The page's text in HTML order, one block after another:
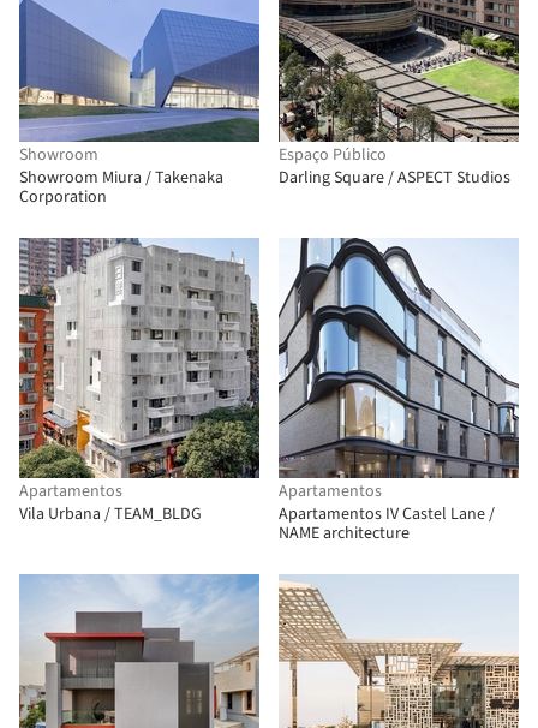
Showroom
Showroom Miura / Takenaka
Corporation
Espaço Público
Darling Square / ASPECT Studios
Apartamentos
Vila Urbana / TEAM_BLDG
Apartamentos
Apartamentos IV Castel Lane /
NAME architecture